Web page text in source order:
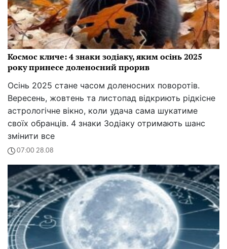
Космос кличе: 4 знаки зодіаку, яким осінь 2025
року принесе доленосний прорив
Осінь 2025 стане часом доленосних поворотів.
Вересень, жовтень та листопад відкриють рідкісне
астрологічне вікно, коли удача сама шукатиме
своїх обранців. 4 знаки Зодіаку отримають шанс
змінити все
07:00 28.08